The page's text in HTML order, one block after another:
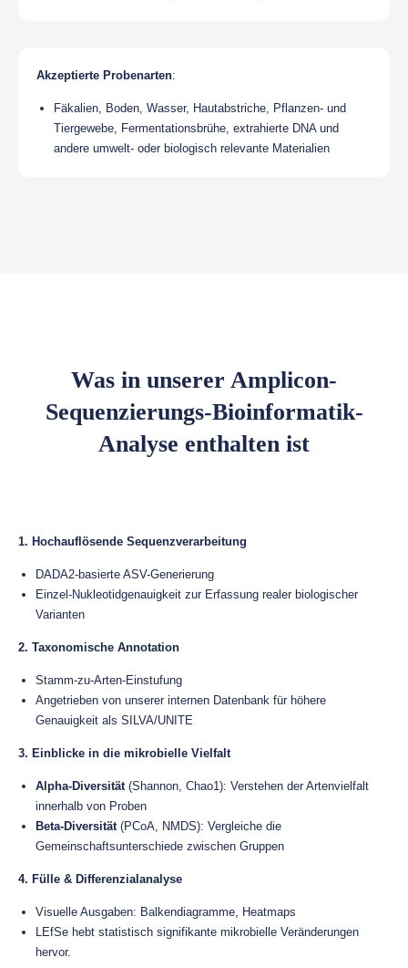
Akzeptierte Probenarten:
Fäkalien, Boden, Wasser, Hautabstriche, Pflanzen- und
Tiergewebe, Fermentationsbrühe, extrahierte DNA und
andere umwelt- oder biologisch relevante Materialien
Was in unserer Amplicon-
Sequenzierungs-Bioinformatik-
Analyse enthalten ist
1. Hochauflösende Sequenzverarbeitung
DADA2-basierte ASV-Generierung
Einzel-Nukleotidgenauigkeit zur Erfassung realer biologischer
Varianten
2. Taxonomische Annotation
Stamm-zu-Arten-Einstufung
Angetrieben von unserer internen Datenbank für höhere
Genauigkeit als SILVA/UNITE
3. Einblicke in die mikrobielle Vielfalt
Alpha-Diversität(Shannon, Chao1): Verstehen der Artenvielfalt
innerhalb von Proben
Beta-Diversität(PCoA, NMDS): Vergleiche die
Gemeinschaftsunterschiede zwischen Gruppen
4. Fülle & Differenzialanalyse
Visuelle Ausgaben: Balkendiagramme, Heatmaps
LEfSe hebt statistisch signifikante mikrobielle Veränderungen
hervor.